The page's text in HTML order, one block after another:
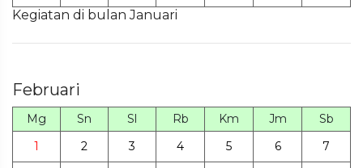
Kegiatan di bulan Januari
Februari
Mg Sn Sl Rb Km Jm
Sb
1
2 3 4 5 6 7